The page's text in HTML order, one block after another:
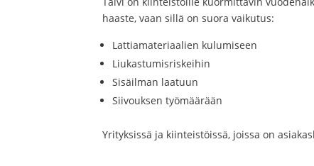
haaste, vaan sillä on suora vaikutus:
Lattiamateriaalien kulumiseen
Liukastumisriskeihin
Sisäilman laatuun
Siivouksen työmäärään
Yrityksissä ja kiinteistöissä, joissa on